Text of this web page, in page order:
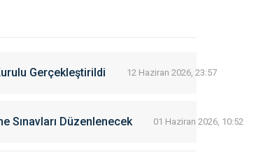
Gerçekleştirildi 12 Haziran 2026, 23:57
Sınavları Düzenlenecek 01 Haziran 2026, 10:52